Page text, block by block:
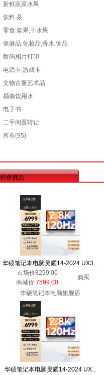
新鲜蔬菜水果
饮料,茶
零食,坚果,干水果
保健品,化妆品,香水,饰品
数码相片打印
电话卡,游戏卡
文物古董艺术品
桶装饮用水
电子书
二手闲置转让
所有(95)
特价商品
华硕笔记本电脑灵耀14-2024 UX3...
市场价8299.00
购买
商城价:7599.00
华硕笔记本电脑旗舰店
华硕笔记本电脑灵耀14-2024 UX...